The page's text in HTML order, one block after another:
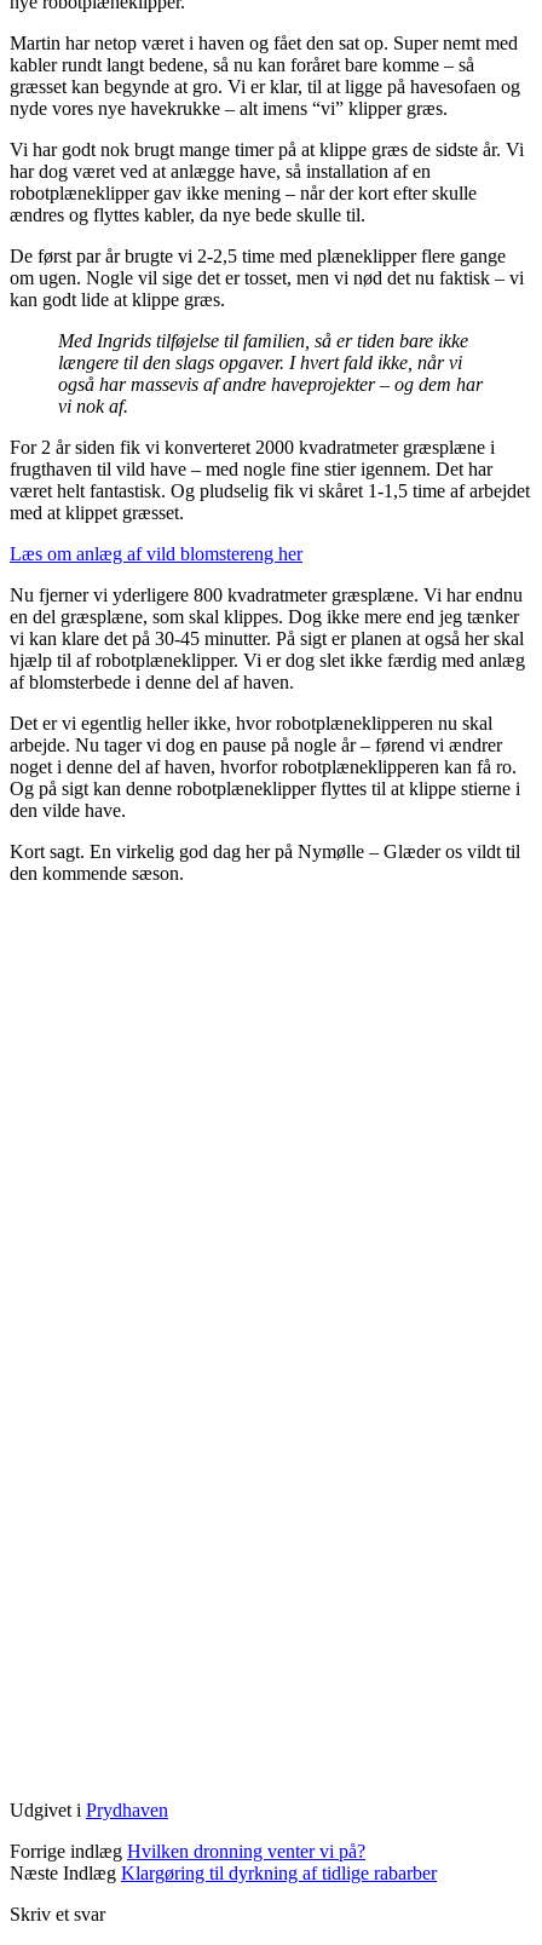
Martin har netop været i haven og fået den sat op. Super nemt med
kabler rundt langt bedene, så nu kan foråret bare komme – så
græsset kan begynde at gro. Vi er klar, til at ligge på havesofaen og
nyde vores nye havekrukke – alt imens “vi” klipper græs.
Vi har godt nok brugt mange timer på at klippe græs de sidste år. Vi
har dog været ved at anlægge have, så installation af en
robotplæneklipper gav ikke mening – når der kort efter skulle
ændres og flyttes kabler, da nye bede skulle til.
De først par år brugte vi 2-2,5 time med plæneklipper flere gange
om ugen. Nogle vil sige det er tosset, men vi nød det nu faktisk – vi
kan godt lide at klippe græs.
Med Ingrids tilføjelse til familien, så er tiden bare ikke
længere til den slags opgaver. I hvert fald ikke, når vi
også har massevis af andre haveprojekter – og dem har
vi nok af.
For 2 år siden fik vi konverteret 2000 kvadratmeter græsplæne i
frugthaven til vild have – med nogle fine stier igennem. Det har
været helt fantastisk. Og pludselig fik vi skåret 1-1,5 time af arbejdet
med at klippet græsset.
Læs om anlæg af vild blomstereng her
Nu fjerner vi yderligere 800 kvadratmeter græsplæne. Vi har endnu
en del græsplæne, som skal klippes. Dog ikke mere end jeg tænker
vi kan klare det på 30-45 minutter. På sigt er planen at også her skal
hjælp til af robotplæneklipper. Vi er dog slet ikke færdig med anlæg
af blomsterbede i denne del af haven.
Det er vi egentlig heller ikke, hvor robotplæneklipperen nu skal
arbejde. Nu tager vi dog en pause på nogle år – førend vi ændrer
noget i denne del af haven, hvorfor robotplæneklipperen kan få ro.
Og på sigt kan denne robotplæneklipper flyttes til at klippe stierne i
den vilde have.
Kort sagt. En virkelig god dag her på Nymølle – Glæder os vildt til
den kommende sæson.
Udgivet i Prydhaven
Forrige indlæg Hvilken dronning venter vi på?
Næste Indlæg Klargøring til dyrkning af tidlige rabarber
Skriv et svar